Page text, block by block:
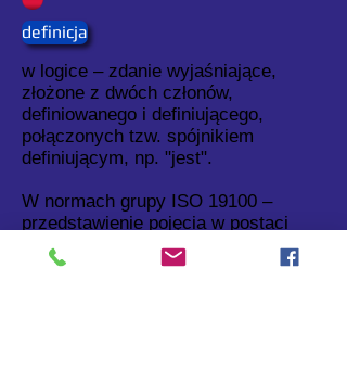
definicja
w logice – zdanie wyjaśniające,
złożone z dwóch członów,
definiowanego i definiującego,
połączonych tzw. spójnikiem
definiującym, np. "jest".
W normach grupy ISO 19100 –
przedstawienie pojęcia w postaci
opisu, który określa różnice
pomiędzy tym pojęciem a innymi